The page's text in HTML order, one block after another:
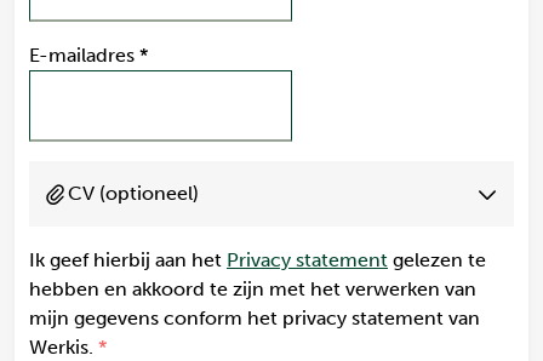
E-mailadres *
CV (optioneel)
Ik geef hierbij aan het Privacy statement gelezen te
hebben en akkoord te zijn met het verwerken van
mijn gegevens conform het privacy statement van
Werkis.